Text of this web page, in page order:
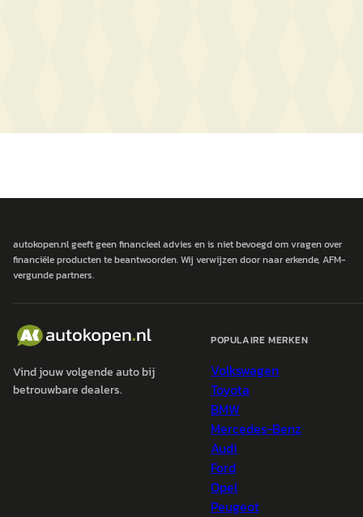
autokopen.nl geeft geen financieel advies en is niet bevoegd om vragen over
financiële producten te beantwoorden. Wij verwijzen door naar erkende, AFM-
vergunde partners.
Vind jouw volgende auto bij
betrouwbare dealers.
POPULAIRE MERKEN
Volkswagen
Toyota
BMW
Mercedes-Benz
Audi
Ford
Opel
Peugeot